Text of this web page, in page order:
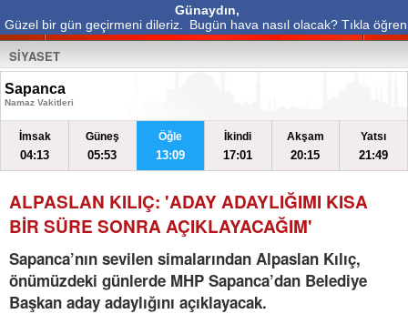
Günaydın,
Güzel bir gün geçirmeni dileriz.
Bugün hava nasıl olacak? Tıkla öğren
SİYASET
Sapanca
Namaz Vakitleri
İmsak
04:13
Güneş
05:53
Öğle
13:09
İkindi
17:01
Akşam
20:15
Yatsı
21:49
ALPASLAN KILIÇ: 'ADAY ADAYLIĞIMI KISA
BİR SÜRE SONRA AÇIKLAYACAĞIM'
Sapanca’nın sevilen simalarından Alpaslan Kılıç,
önümüzdeki günlerde MHP Sapanca’dan Belediye
Başkan aday adaylığını açıklayacak.